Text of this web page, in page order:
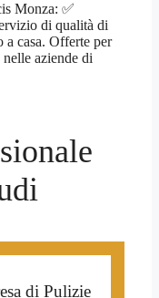
Monza: ✅
di qualità di
casa. Offerte per
aziende di
di Pulizie